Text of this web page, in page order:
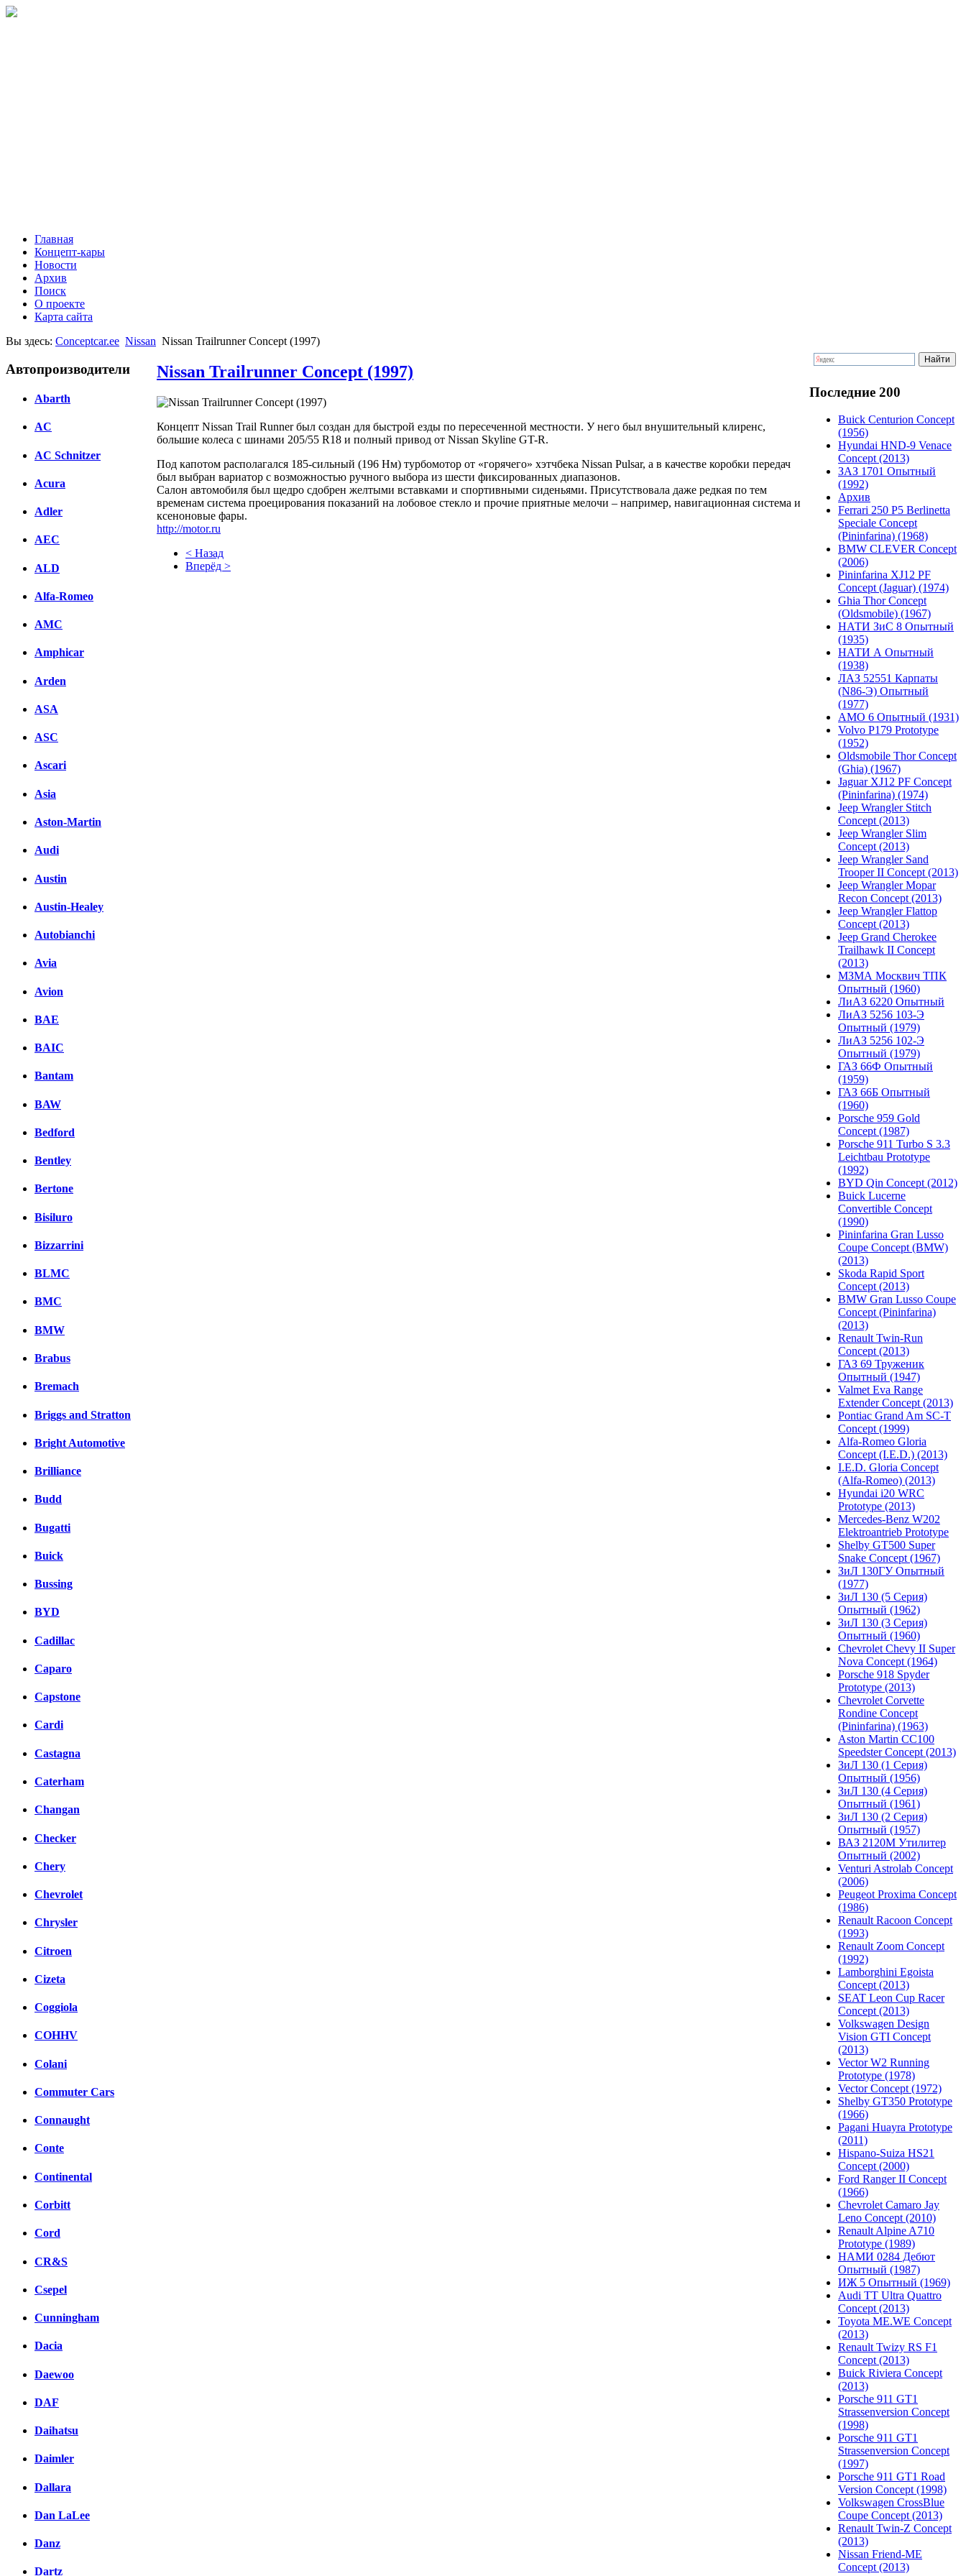
Главная
Концепт-кары
Новости
Архив
Поиск
О проекте
Карта сайта
Вы здесь: Conceptcar.ee Nissan Nissan Trailrunner Concept (1997)
Автопроизводители
Abarth
AC
AC Schnitzer
Acura
Adler
AEC
ALD
Alfa-Romeo
AMC
Amphicar
Arden
ASA
ASC
Ascari
Asia
Aston-Martin
Audi
Austin
Austin-Healey
Autobianchi
Avia
Avion
BAE
BAIC
Bantam
BAW
Bedford
Bentley
Bertone
Bisiluro
Bizzarrini
BLMC
BMC
BMW
Brabus
Bremach
Briggs and Stratton
Bright Automotive
Brilliance
Budd
Bugatti
Buick
Bussing
BYD
Cadillac
Caparo
Capstone
Cardi
Castagna
Caterham
Changan
Checker
Chery
Chevrolet
Chrysler
Citroen
Cizeta
Coggiola
COHHV
Colani
Commuter Cars
Connaught
Conte
Continental
Corbitt
Cord
CR&S
Csepel
Cunningham
Dacia
Daewoo
DAF
Daihatsu
Daimler
Dallara
Dan LaLee
Danz
Dartz
Nissan Trailrunner Concept (1997)
Концепт Nissan Trail Runner был создан для быстрой езды по пересеченной местности. У него был внушительный клиренс,
большие колеса с шинами 205/55 R18 и полный привод от Nissan Skyline GT-R.
Под капотом располагался 185-сильный (196 Нм) турбомотор от «горячего» хэтчбека Nissan Pulsar, а в качестве коробки передач
был выбран вариатор с возможностью ручного выбора из шести фиксированных диапазонов.
Салон автомобиля был щедро сдобрен желтыми вставками и спортивными сиденьями. Присутствовала даже редкая по тем
временам система проецирования показаний на лобовое стекло и прочие приятные мелочи – например, навигационная система и
ксеноновые фары.
http://motor.ru
< Назад
Вперёд >
Последние 200
Buick Centurion Concept
(1956)
Hyundai HND-9 Venace
Concept (2013)
ЗАЗ 1701 Опытный
(1992)
Архив
Ferrari 250 P5 Berlinetta
Speciale Concept
(Pininfarina) (1968)
BMW CLEVER Concept
(2006)
Pininfarina XJ12 PF
Concept (Jaguar) (1974)
Ghia Thor Concept
(Oldsmobile) (1967)
НАТИ ЗиС 8 Опытный
(1935)
НАТИ А Опытный
(1938)
ЛАЗ 52551 Карпаты
(N86-Э) Опытный
(1977)
АМО 6 Опытный (1931)
Volvo P179 Prototype
(1952)
Oldsmobile Thor Concept
(Ghia) (1967)
Jaguar XJ12 PF Concept
(Pininfarina) (1974)
Jeep Wrangler Stitch
Concept (2013)
Jeep Wrangler Slim
Concept (2013)
Jeep Wrangler Sand
Trooper II Concept (2013)
Jeep Wrangler Mopar
Recon Concept (2013)
Jeep Wrangler Flattop
Concept (2013)
Jeep Grand Cherokee
Trailhawk II Concept
(2013)
МЗМА Москвич ТПК
Опытный (1960)
ЛиАЗ 6220 Опытный
ЛиАЗ 5256 103-Э
Опытный (1979)
ЛиАЗ 5256 102-Э
Опытный (1979)
ГАЗ 66Ф Опытный
(1959)
ГАЗ 66Б Опытный
(1960)
Porsche 959 Gold
Concept (1987)
Porsche 911 Turbo S 3.3
Leichtbau Prototype
(1992)
BYD Qin Concept (2012)
Buick Lucerne
Convertible Concept
(1990)
Pininfarina Gran Lusso
Coupe Concept (BMW)
(2013)
Skoda Rapid Sport
Concept (2013)
BMW Gran Lusso Coupe
Concept (Pininfarina)
(2013)
Renault Twin-Run
Concept (2013)
ГАЗ 69 Труженик
Опытный (1947)
Valmet Eva Range
Extender Concept (2013)
Pontiac Grand Am SC-T
Concept (1999)
Alfa-Romeo Gloria
Concept (I.E.D.) (2013)
I.E.D. Gloria Concept
(Alfa-Romeo) (2013)
Hyundai i20 WRC
Prototype (2013)
Mercedes-Benz W202
Elektroantrieb Prototype
Shelby GT500 Super
Snake Concept (1967)
ЗиЛ 130ГУ Опытный
(1977)
ЗиЛ 130 (5 Серия)
Опытный (1962)
ЗиЛ 130 (3 Серия)
Опытный (1960)
Chevrolet Chevy II Super
Nova Concept (1964)
Porsche 918 Spyder
Prototype (2013)
Chevrolet Corvette
Rondine Concept
(Pininfarina) (1963)
Aston Martin CC100
Speedster Concept (2013)
ЗиЛ 130 (1 Серия)
Опытный (1956)
ЗиЛ 130 (4 Серия)
Опытный (1961)
ЗиЛ 130 (2 Серия)
Опытный (1957)
ВАЗ 2120М Утилитер
Опытный (2002)
Venturi Astrolab Concept
(2006)
Peugeot Proxima Concept
(1986)
Renault Racoon Concept
(1993)
Renault Zoom Concept
(1992)
Lamborghini Egoista
Concept (2013)
SEAT Leon Cup Racer
Concept (2013)
Volkswagen Design
Vision GTI Concept
(2013)
Vector W2 Running
Prototype (1978)
Vector Concept (1972)
Shelby GT350 Prototype
(1966)
Pagani Huayra Prototype
(2011)
Hispano-Suiza HS21
Concept (2000)
Ford Ranger II Concept
(1966)
Chevrolet Camaro Jay
Leno Concept (2010)
Renault Alpine A710
Prototype (1989)
НАМИ 0284 Дебют
Опытный (1987)
ИЖ 5 Опытный (1969)
Audi TT Ultra Quattro
Concept (2013)
Toyota ME.WE Concept
(2013)
Renault Twizy RS F1
Concept (2013)
Buick Riviera Concept
(2013)
Porsche 911 GT1
Strassenversion Concept
(1998)
Porsche 911 GT1
Strassenversion Concept
(1997)
Porsche 911 GT1 Road
Version Concept (1998)
Volkswagen CrossBlue
Coupe Concept (2013)
Renault Twin-Z Concept
(2013)
Nissan Friend-ME
Concept (2013)